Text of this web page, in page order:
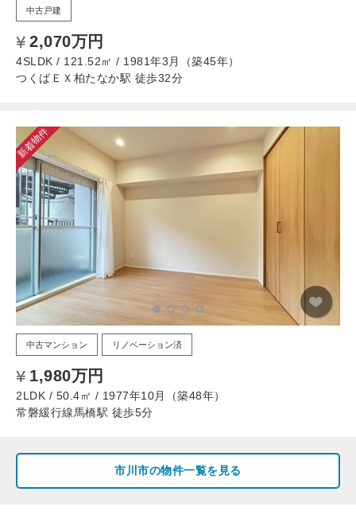
中古戸建
2,070万円
4SLDK / 121.52㎡ / 1981年3月（築45年）
つくばＥＸ柏たなか駅 徒歩32分
新着物件
中古マンション リノベーション済
1,980万円
2LDK / 50.4㎡ / 1977年10月（築48年）
常磐緩行線馬橋駅 徒歩5分
市川市の物件一覧を見る